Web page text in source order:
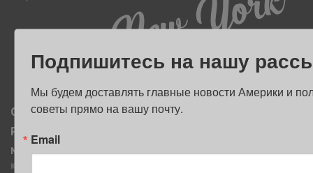
О нас
Реклама
MediaKit
Контактное лицо:
Мы в соцсетях
Календарь событий в
Подпишитесь на нашу
Мы будем доставлять главные новости Америки и
советы прямо на вашу почту.
Email